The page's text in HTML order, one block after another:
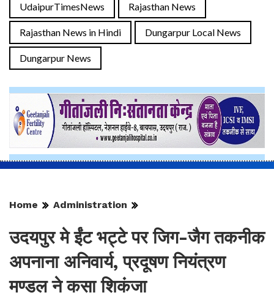
UdaipurTimesNews Rajasthan News
Rajasthan News in Hindi Dungarpur Local News
Dungarpur News
Home Administration
उदयपुर मे ईंट भट्टे पर जिग-जैग तकनीक
अपनाना अनिवार्य, प्रदूषण नियंत्रण
मण्डल ने कसा शिकंजा